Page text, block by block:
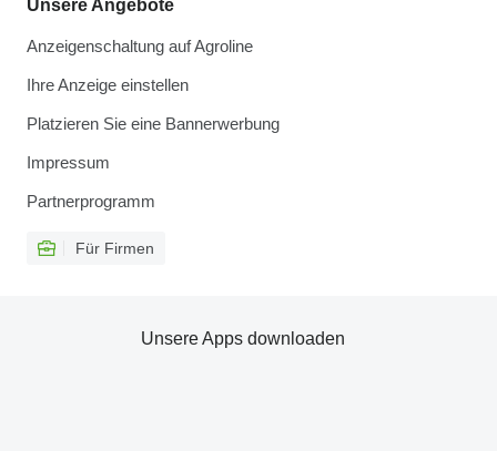
Unsere Angebote
Anzeigenschaltung auf Agroline
Ihre Anzeige einstellen
Platzieren Sie eine Bannerwerbung
Impressum
Partnerprogramm
Für Firmen
Unsere Apps downloaden